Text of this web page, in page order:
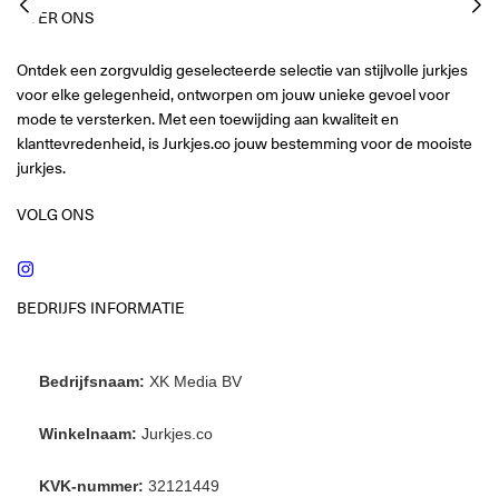
OVER ONS
Ontdek een zorgvuldig geselecteerde selectie van stijlvolle jurkjes
voor elke gelegenheid, ontworpen om jouw unieke gevoel voor
mode te versterken. Met een toewijding aan kwaliteit en
klanttevredenheid, is Jurkjes.co jouw bestemming voor de mooiste
jurkjes.
VOLG ONS
BEDRIJFS INFORMATIE
Bedrijfsnaam: XK Media BV
Winkelnaam: Jurkjes.co
KVK-nummer: 32121449